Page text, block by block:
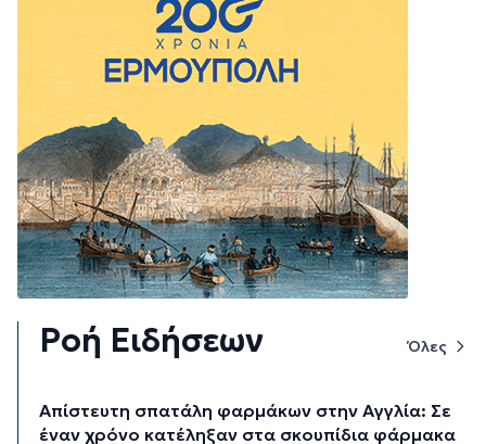
Ροή Ειδήσεων Όλες
Απίστευτη σπατάλη φαρμάκων στην Αγγλία: Σε
έναν χρόνο κατέληξαν στα σκουπίδια φάρμακα